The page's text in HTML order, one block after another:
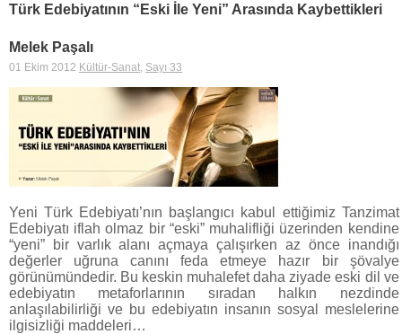
Türk Edebiyatının “Eski İle Yeni” Arasında Kaybettikleri
Melek Paşalı
01 Ekim 2012 Kültür-Sanat, Sayı 33
Yeni Türk Edebiyatı’nın başlangıcı kabul ettiğimiz Tanzimat
Edebiyatı iflah olmaz bir “eski” muhalifliği üzerinden kendine
“yeni” bir varlık alanı açmaya çalışırken az önce inandığı
değerler uğruna canını feda etmeye hazır bir şövalye
görünümündedir. Bu keskin muhalefet daha ziyade eski dil ve
edebiyatın metaforlarının sıradan halkın nezdinde
anlaşılabilirliği ve bu edebiyatın insanın sosyal meslelerine
ilgisizliği maddeleri…